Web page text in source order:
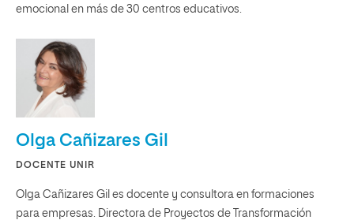
emocional en más de 30 centros educativos.
Olga Cañizares Gil
DOCENTE UNIR
Olga Cañizares Gil es docente y consultora en formaciones
para empresas. Directora de Proyectos de Transformación